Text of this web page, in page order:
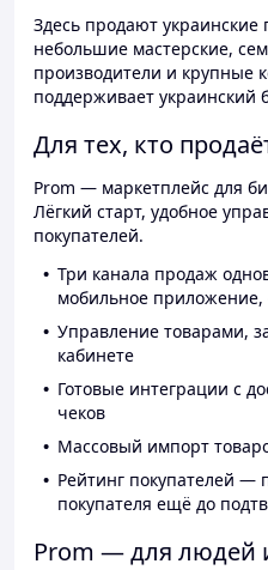
Здесь продают
небольшие мастерские,
производители и крупные
поддерживает украинский
Для тех, кто
Prom — маркетплейс для
Лёгкий старт, удобное
покупателей.
Три канала продаж
мобильное приложение,
Управление товарами,
кабинете
Готовые интеграции с
чеков
Массовый импорт
Рейтинг покупателей —
покупателя ещё до
Prom — для людей